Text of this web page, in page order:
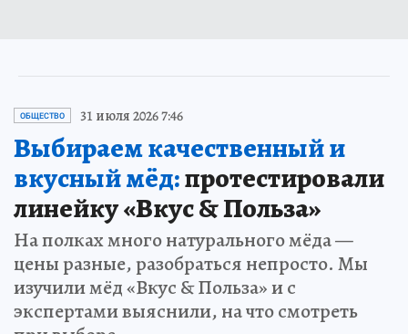
ОБЩЕСТВО 31 июля 2026 7:46
Выбираем качественный и
вкусный мёд:протестировали
линейку «Вкус & Польза»
На полках много натурального мёда —
цены разные, разобраться непросто. Мы
изучили мёд «Вкус & Польза» и с
экспертами выяснили, на что смотреть